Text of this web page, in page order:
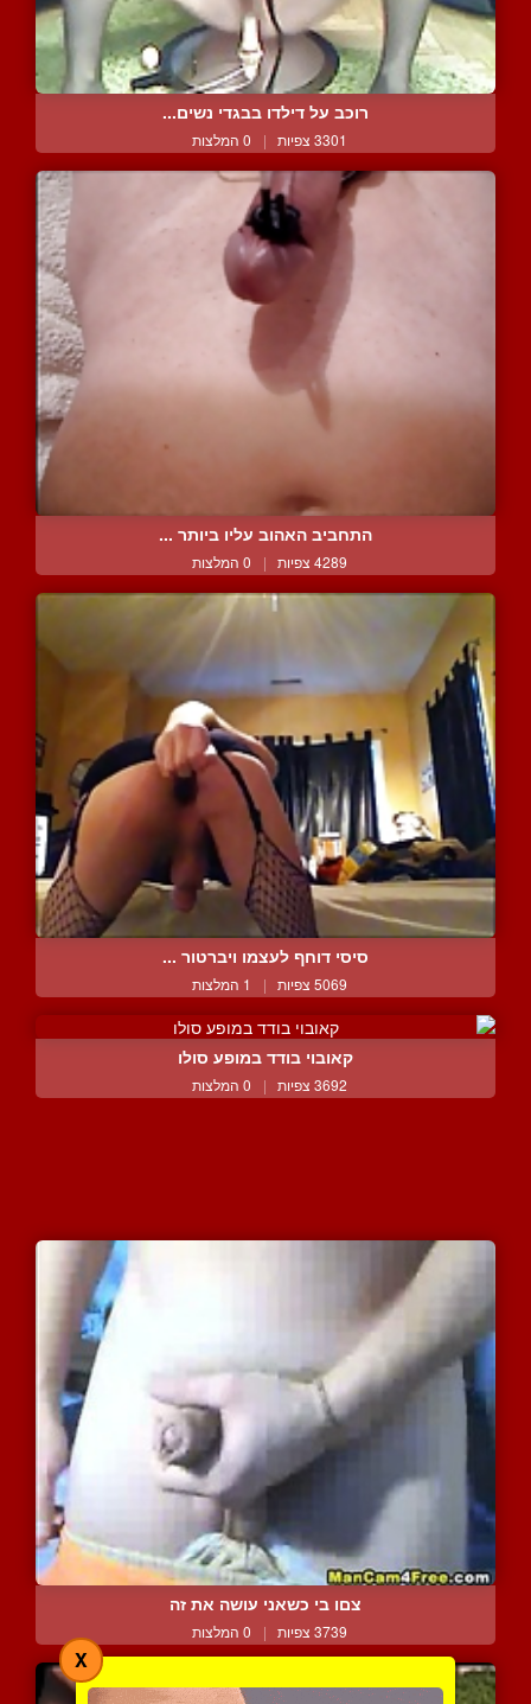
רוכב על דילדו בבגדי נשים...
3301 צפיות | 0 המלצות
התחביב האהוב עליו ביותר ...
4289 צפיות | 0 המלצות
סיסי דוחף לעצמו ויברטור ...
5069 צפיות | 1 המלצות
קאובוי בודד במופע סולו
3692 צפיות | 0 המלצות
צםו בי כשאני עושה את זה
3739 צפיות | 0 המלצות
X